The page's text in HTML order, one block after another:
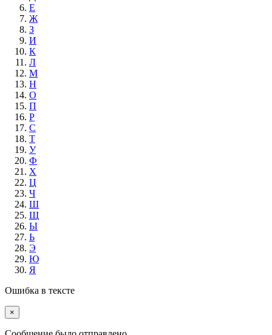
Е
Ж
З
И
К
Л
М
Н
О
П
Р
С
Т
У
Ф
Х
Ц
Ч
Ш
Щ
Ы
Ь
Э
Ю
Я
Ошибка в тексте
×